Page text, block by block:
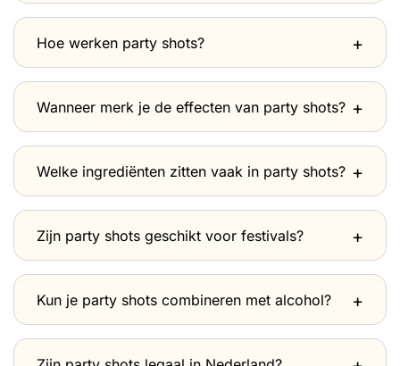
Hoe werken party shots?
Wanneer merk je de effecten van party shots?
Welke ingrediënten zitten vaak in party shots?
Zijn party shots geschikt voor festivals?
Kun je party shots combineren met alcohol?